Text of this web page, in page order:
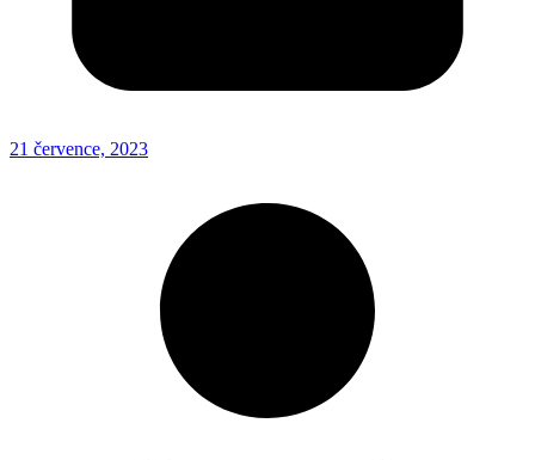
21 července, 2023